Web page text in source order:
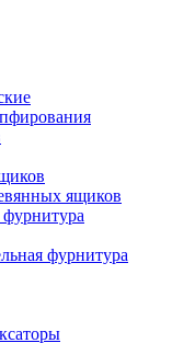
ящиков
фурнитура